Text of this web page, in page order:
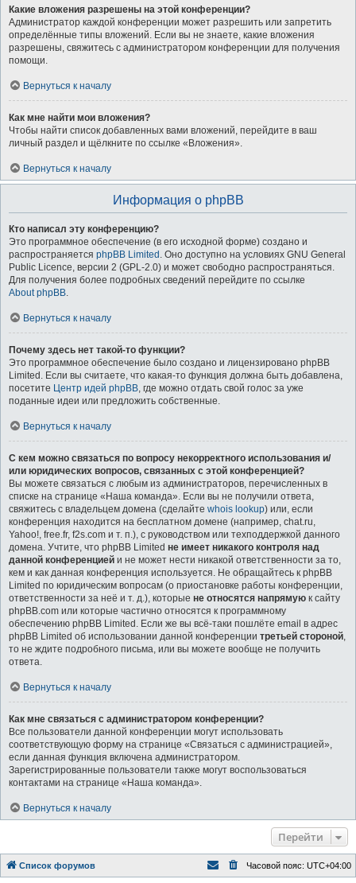
Какие вложения разрешены на этой конференции?
Администратор каждой конференции может разрешить или запретить
определённые типы вложений. Если вы не знаете, какие вложения
разрешены, свяжитесь с администратором конференции для получения
помощи.
Вернуться к началу
Как мне найти мои вложения?
Чтобы найти список добавленных вами вложений, перейдите в ваш
личный раздел и щёлкните по ссылке «Вложения».
Вернуться к началу
Информация о phpBB
Кто написал эту конференцию?
Это программное обеспечение (в его исходной форме) создано и
распространяется phpBB Limited . Оно доступно на условиях GNU General
Public Licence, версии 2 (GPL-2.0) и может свободно распространяться.
Для получения более подробных сведений перейдите по ссылке
About phpBB.
Вернуться к началу
Почему здесь нет такой-то функции?
Это программное обеспечение было создано и лицензировано phpBB
Limited. Если вы считаете, что какая-то функция должна быть добавлена,
посетите Центр идей phpBB, где можно отдать свой голос за уже
поданные идеи или предложить собственные.
Вернуться к началу
С кем можно связаться по вопросу некорректного использования и/
или юридических вопросов, связанных с этой конференцией?
Вы можете связаться с любым из администраторов, перечисленных в
списке на странице «Наша команда». Если вы не получили ответа,
свяжитесь с владельцем домена (сделайте whois lookup) или, если
конференция находится на бесплатном домене (например, chat.ru,
Yahoo!, free.fr, f2s.com и т. п.), с руководством или техподдержкой данного
домена. Учтите, что phpBB Limited не имеет никакого контроля над
данной конференцией и не может нести никакой ответственности за то,
кем и как данная конференция используется. Не обращайтесь к phpBB
Limited по юридическим вопросам (о приостановке работы конференции,
ответственности за неё и т. д.), которые не относятся напрямую к сайту
phpBB.com или которые частично относятся к программному
обеспечению phpBB Limited. Если же вы всё-таки пошлёте email в адрес
phpBB Limited об использовании данной конференции третьей стороной,
то не ждите подробного письма, или вы можете вообще не получить
ответа.
Вернуться к началу
Как мне связаться с администратором конференции?
Все пользователи данной конференции могут использовать
соответствующую форму на странице «Связаться с администрацией»,
если данная функция включена администратором.
Зарегистрированные пользователи также могут воспользоваться
контактами на странице «Наша команда».
Вернуться к началу
Перейти
Список форумов Часовой пояс: UTC+04:00